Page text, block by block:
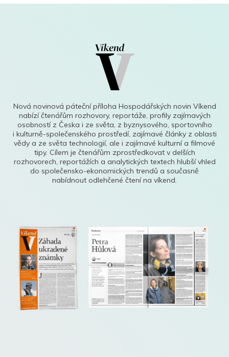
Nová novinová páteční příloha Hospodářských novin Víkend
nabízí čtenářům rozhovory, reportáže, profily zajímavých
osobností z Česka i ze světa, z byznysového, sportovního
i kulturně-společenského prostředí, zajímavé články z oblasti
vědy a ze světa technologií, ale i zajímavé kulturní a filmové
tipy. Cílem je čtenářům zprostředkovat v delších
rozhovorech, reportážích a analytických textech hlubší vhled
do společensko-ekonomických trendů a současně
nabídnout odlehčené čtení na víkend.